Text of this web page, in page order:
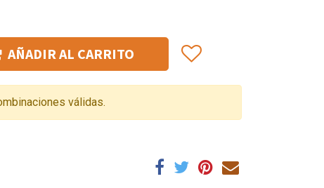
AÑADIR AL CARRITO
válidas.